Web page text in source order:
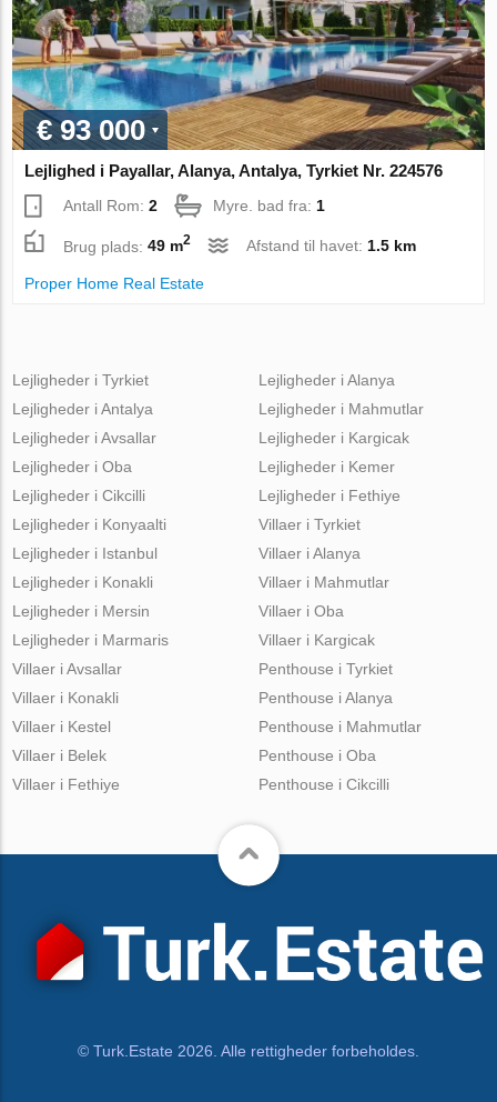
€ 93 000
Lejlighed i Payallar, Alanya, Antalya, Tyrkiet Nr. 224576
Antall Rom:2 Myre. bad fra: 1
Brug plads:49 m2 Afstand til havet:1.5 km
Proper Home Real Estate
Lejligheder i Tyrkiet
Lejligheder i Antalya
Lejligheder i Avsallar
Lejligheder i Oba
Lejligheder i Cikcilli
Lejligheder i Alanya
Lejligheder i Mahmutlar
Lejligheder i Kargicak
Lejligheder i Kemer
Lejligheder i Fethiye
Lejligheder i Konyaalti
Lejligheder i Istanbul
Lejligheder i Konakli
Lejligheder i Mersin
Lejligheder i Marmaris
Villaer i Tyrkiet
Villaer i Alanya
Villaer i Mahmutlar
Villaer i Oba
Villaer i Kargicak
Villaer i Avsallar
Villaer i Konakli
Villaer i Kestel
Villaer i Belek
Villaer i Fethiye
Penthouse i Tyrkiet
Penthouse i Alanya
Penthouse i Mahmutlar
Penthouse i Oba
Penthouse i Cikcilli
© Turk.Estate 2026. Alle rettigheder forbeholdes.